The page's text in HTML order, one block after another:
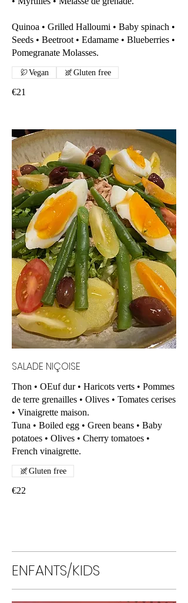
Quinoa • Grilled Halloumi • Baby spinach •
Seeds • Beetroot • Edamame • Blueberries •
Pomegranate Molasses.
€21
Vegan Gluten free
SALADE NIÇOISE
Thon • OEuf dur • Haricots verts • Pommes
de terre grenailles • Olives • Tomates cerises
• Vinaigrette maison.
Tuna • Boiled egg • Green beans • Baby
potatoes • Olives • Cherry tomatoes •
French vinaigrette.
€22
Gluten free
ENFANTS/KIDS